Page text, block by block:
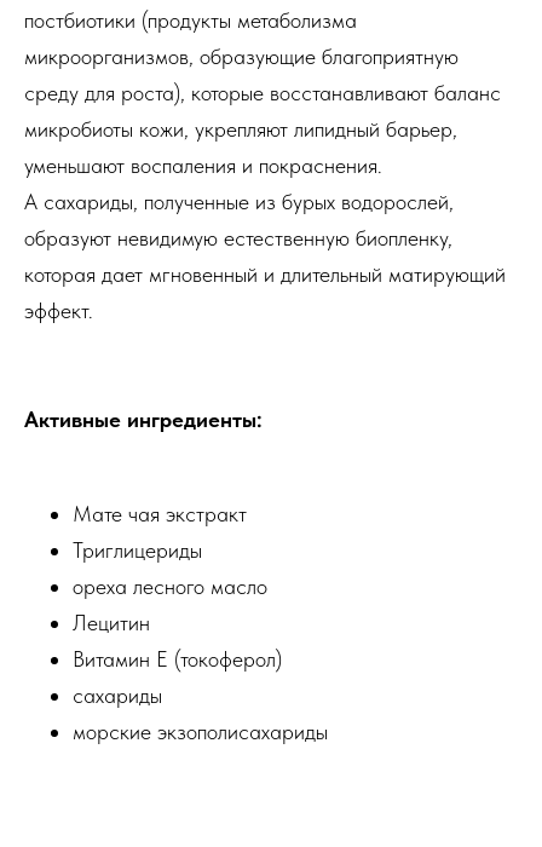
постбиотики (продукты метаболизма
микроорганизмов, образующие благоприятную
среду для роста), которые восстанавливают баланс
микробиоты кожи, укрепляют липидный барьер,
уменьшают воспаления и покраснения.
А сахариды, полученные из бурых водорослей,
образуют невидимую естественную биопленку,
которая дает мгновенный и длительный матирующий
эффект.
Активные ингредиенты:
Мате чая экстракт
Триглицериды
ореха лесного масло
Лецитин
Витамин Е (токоферол)
сахариды
морские экзополисахариды